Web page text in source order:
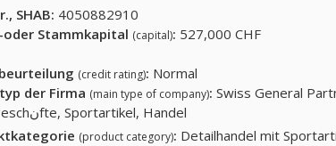
SHAB: 4050882910
oder Stammkapital (capital): 527,000 CHF
(credit rating): Normal
der Firma (main type of company): Swiss General
Sportgeschنfte, Sportartikel, Handel
(product category): Detailhandel mit